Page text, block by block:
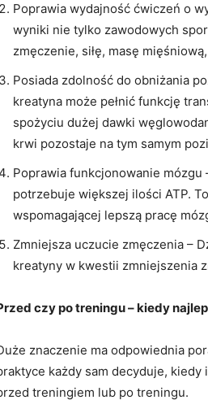
Poprawia wydajność ćwiczeń o
wyniki nie tylko zawodowych
zmęczenie, siłę, masę
Posiada zdolność do obniżania
kreatyna może pełnić funkcję
spożyciu dużej dawki
krwi pozostaje na tym samym
Poprawia funkcjonowanie
potrzebuje większej ilości ATP.
wspomagającej lepszą pracę
Zmniejsza uczucie zmęczenia –
kreatyny w kwestii zmniejszenia
czy po treningu – kiedy
znaczenie ma odpowiednia
każdy sam decyduje,
treningiem lub po treningu.